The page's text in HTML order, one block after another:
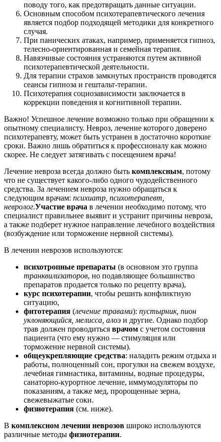
поводу того, как предотвращать данные ситуации.
Основным способом психотерапевтического лечения
является подбор подходящей методики для конкретного
случая.
При панических атаках, например, применяется гипноз,
телесно-ориентированная и семейная терапия.
Навязчивые состояния устраняются путем активной
психотерапевтической деятельности.
Для терапии страхов замкнутых пространств проводятся
сеансы гипноза и гештальт-терапии.
Психотерапия социозависимости заключается в
коррекции поведения и когнитивной терапии.
Важно! Успешное лечение возможно только при обращении к
опытному специалисту. Невроз, лечение которого доверено
психотерапевту, может быть устранен в достаточно короткие
сроки. Важно лишь обратиться к профессионалу как можно
скорее. Не следует затягивать с посещением врача!
Лечение невроза всегда должно быть комплексным, потому
что не существует какого-либо одного чудодейственного
средства. За лечением невроза нужно обращаться к
следующим врачам: психиатр, психотерапевт,
невролог.Участие врача в лечении необходимо потому, что
специалист правильнее выявит и устранит причины невроза,
а также подберет нужное направление лечебного воздействия
(возбуждение или торможение нервной системы).
В лечении неврозов используются:
психотропные препараты (в основном это группа
транквилизаторов, но подавляющее большинство
препаратов продается только по рецепту врача),
курс психотерапии, чтобы решить конфликтную
ситуацию,
фитотерапия (лечение травами): пустырник, пион
уклоняющийся, мелисса, алоэ и другие. Однако подбор
трав должен проводиться врачом с учетом состояния
пациента (что ему нужно — стимуляция или
торможение нервной системы).
общеукрепляющие средства: наладить режим отдыха и
работы, полноценный сон, прогулки на свежем воздухе,
лечебная гимнастика, витамины, водные процедуры,
санаторно-курортное лечение, иммумодуляторы по
показаниям, а также мед, пророщенные зерна,
свежевыжатые соки.
физиотерапия (см. ниже).
В комплексном лечении неврозов широко используются
различные методы физиотерапии.